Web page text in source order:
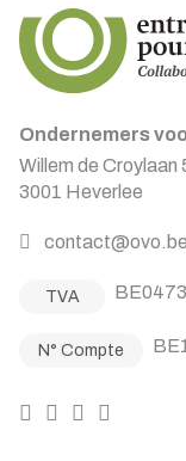
Ondernemers
Willem de Croylaan
3001 Heverlee
contact@ovo.be
TVA
N° Compte